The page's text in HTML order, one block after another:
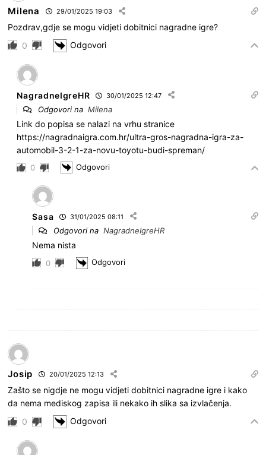
Milena 29/01/2025 19:03
Pozdrav,gdje se mogu vidjeti dobitnici nagradne igre?
0
Odgovori
NagradneIgreHR 30/01/2025 12:47
Odgovori naMilena
Link do popisa se nalazi na vrhu stranice
https://nagradnaigra.com.hr/ultra-gros-nagradna-igra-za-
automobil-3-2-1-za-novu-toyotu-budi-spreman/
0 Odgovori
Sasa 31/01/2025 08:11
Odgovori naNagradneIgreHR
Nema nista
0 Odgovori
Josip 20/01/2025 12:13
Zašto se nigdje ne mogu vidjeti dobitnici nagradne igre i kako
da nema mediskog zapisa ili nekako ih slika sa izvlačenja.
0
Odgovori